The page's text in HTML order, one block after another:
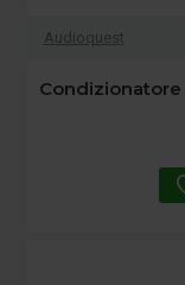
Audioquest